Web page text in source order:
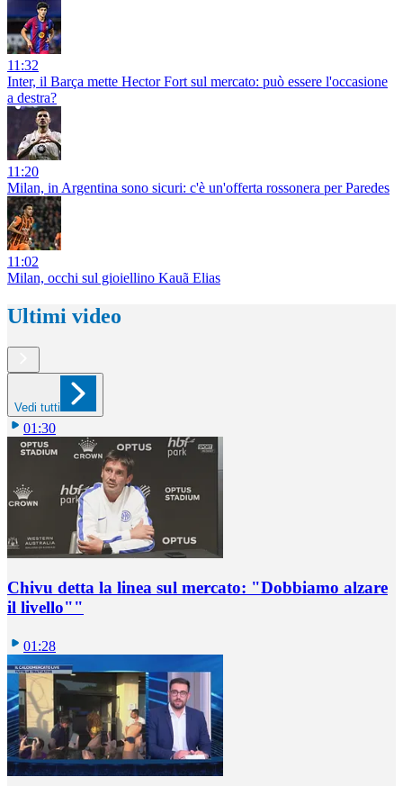
11:32
Inter, il Barça mette Hector Fort sul mercato: può essere l'occasione
a destra?
11:20
Milan, in Argentina sono sicuri: c'è un'offerta rossonera per Paredes
11:02
Milan, occhi sul gioiellino Kauã Elias
Ultimi video
Vedi tutti
01:30
Chivu detta la linea sul mercato: "Dobbiamo alzare
il livello""
01:28